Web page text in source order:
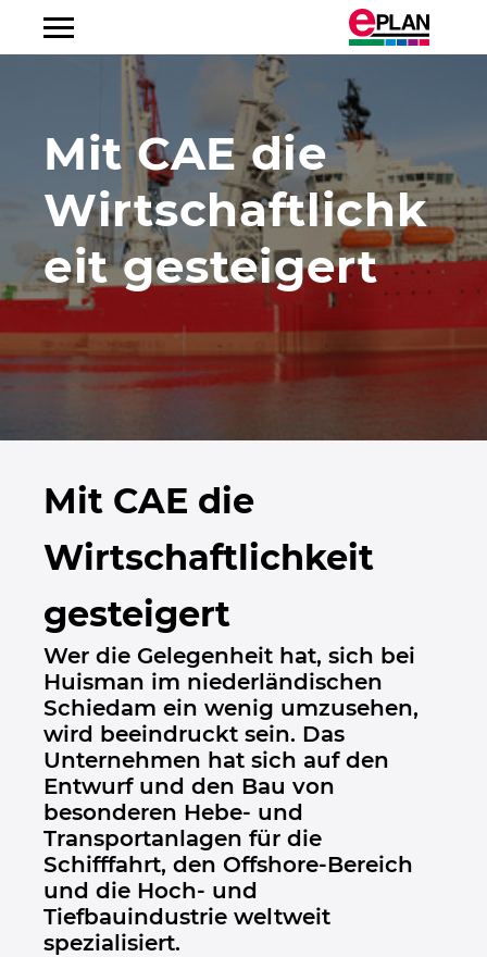
Mit CAE die
Wirtschaftlichk
eit gesteigert
Mit CAE die
Wirtschaftlichkeit
gesteigert
Wer die Gelegenheit hat, sich bei
Huisman im niederländischen
Schiedam ein wenig umzusehen,
wird beeindruckt sein. Das
Unternehmen hat sich auf den
Entwurf und den Bau von
besonderen Hebe- und
Transportanlagen für die
Schifffahrt, den Offshore-Bereich
und die Hoch- und
Tiefbauindustrie weltweit
spezialisiert.
Argentinien
Australien
Belgien
Bosnien-Herzegowina
Brunei
Bulgarien
Chile
China
China Taiwan
Dänemark
Deutschland
Finnland
Frankreich
Griechenland